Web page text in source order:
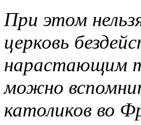
При этом
церковь
нарастающим
можно
католиков во